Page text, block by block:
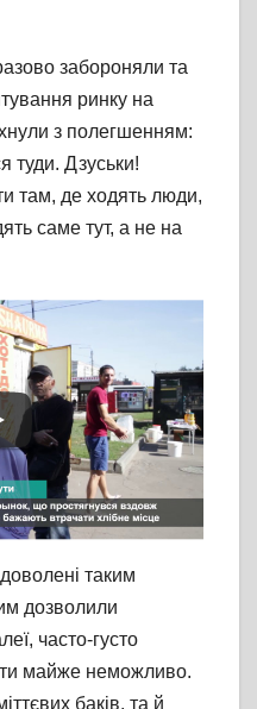
забороняли та
ринку на
з полегшенням:
туди. Дзуськи!
там, де ходять люди,
саме тут, а не на
таким
дозволили
часто-густо
майже неможливо.
баків, та й